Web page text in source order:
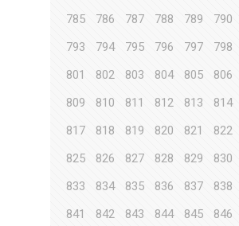
785
786 787 788 789 790
793
794 795 796 797 798
801
802 803 804 805 806
809
810 811 812 813 814
817
818 819 820 821 822
825
826 827 828 829 830
833
834 835 836 837 838
841
842 843 844 845 846